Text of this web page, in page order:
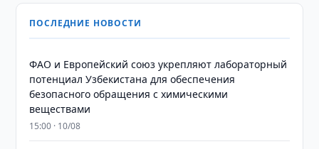
ПОСЛЕДНИЕ НОВОСТИ
ФАО и Европейский союз укрепляют лабораторный
потенциал Узбекистана для обеспечения
безопасного обращения с химическими
веществами
15:00 · 10/08